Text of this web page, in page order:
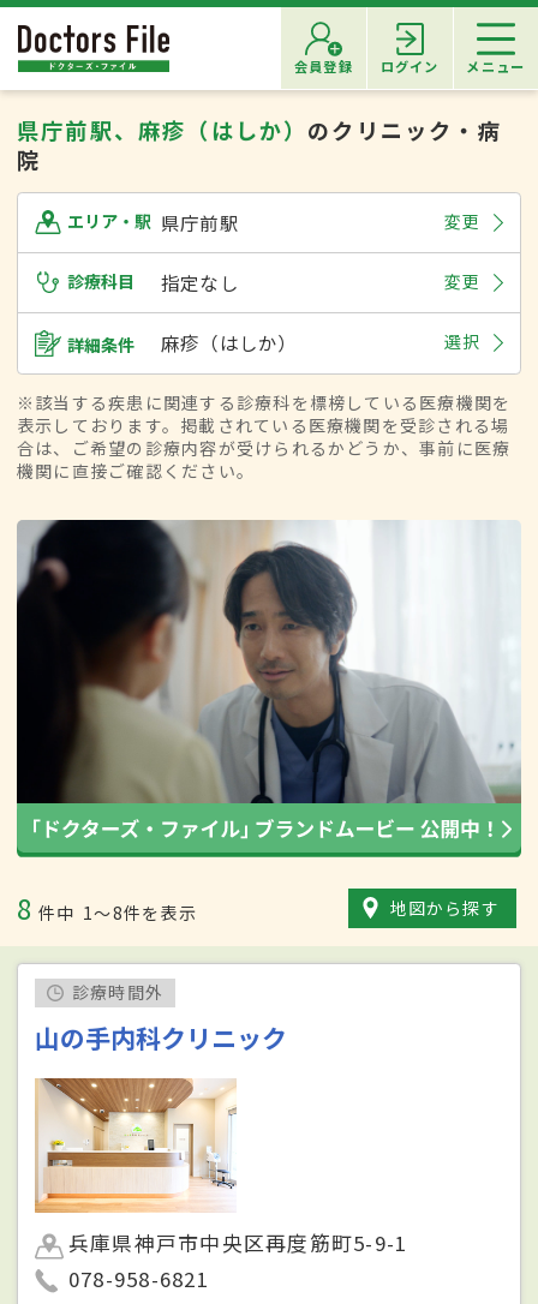
会員登録 ログイン メニュー
県庁前駅、麻疹（はしか） のクリニック・病
院
エリア・駅 県庁前駅 変更
診療科目 指定なし 変更
詳細条件 麻疹（はしか） 選択
※該当する疾患に関連する診療科を標榜している医療機関を
表示しております。掲載されている医療機関を受診される場
合は、ご希望の診療内容が受けられるかどうか、事前に医療
機関に直接ご確認ください。
8 件中 1〜8件を表示 地図から探す
診療時間外
山の手内科クリニック
兵庫県神戸市中央区再度筋町5-9-1
078-958-6821